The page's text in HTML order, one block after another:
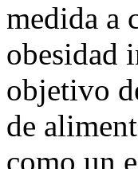
medida a
obesidad
objetivo
de
como un